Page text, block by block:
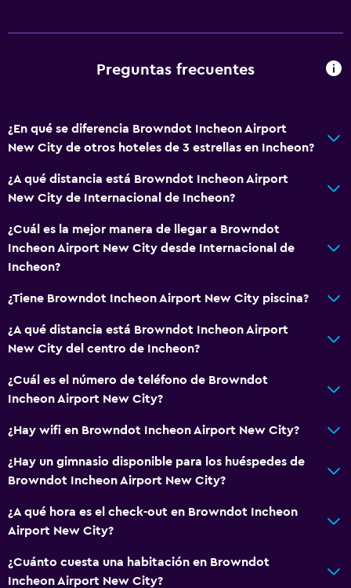
Preguntas frecuentes
¿En qué se diferencia Browndot Incheon Airport
New City de otros hoteles de 3 estrellas en Incheon?
¿A qué distancia está Browndot Incheon Airport
New City de Internacional de Incheon?
¿Cuál es la mejor manera de llegar a Browndot
Incheon Airport New City desde Internacional de
Incheon?
¿Tiene Browndot Incheon Airport New City piscina?
¿A qué distancia está Browndot Incheon Airport
New City del centro de Incheon?
¿Cuál es el número de teléfono de Browndot
Incheon Airport New City?
¿Hay wifi en Browndot Incheon Airport New City?
¿Hay un gimnasio disponible para los huéspedes de
Browndot Incheon Airport New City?
¿A qué hora es el check-out en Browndot Incheon
Airport New City?
¿Cuánto cuesta una habitación en Browndot
Incheon Airport New City?